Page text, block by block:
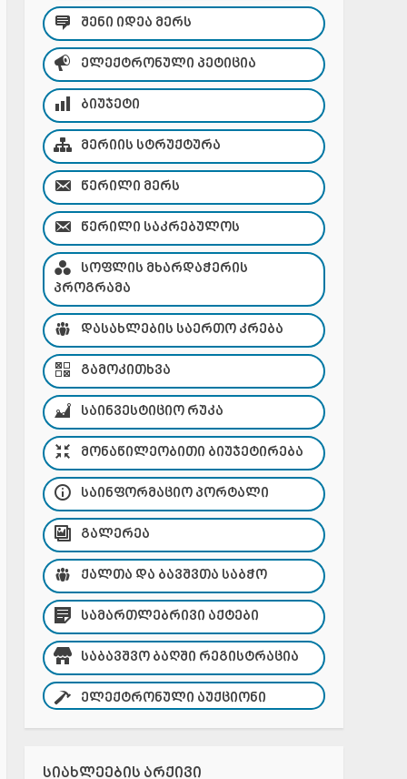
ᲨᲔᲜᲘ ᲘᲓᲔᲐ ᲛᲔᲠᲡ
ᲔᲚᲔᲥᲢᲠᲝᲜᲣᲚᲘ ᲞᲔᲢᲘᲪᲘᲐ
ᲑᲘᲣᲯᲔᲢᲘ
ᲛᲔᲠᲘᲘᲡ ᲡᲢᲠᲣᲥᲢᲣᲠᲐ
ᲬᲔᲠᲘᲚᲘ ᲛᲔᲠᲡ
ᲬᲔᲠᲘᲚᲘ ᲡᲐᲙᲠᲔᲑᲣᲚᲝᲡ
ᲡᲝᲤᲚᲘᲡ ᲛᲮᲐᲠᲓᲐᲭᲔᲠᲘᲡ
ᲞᲠᲝᲒᲠᲐᲛᲐ
ᲓᲐᲡᲐᲮᲚᲔᲑᲘᲡ ᲡᲐᲔᲠᲗᲝ ᲙᲠᲔᲑᲐ
ᲒᲐᲛᲝᲙᲘᲗᲮᲕᲐ
ᲡᲐᲘᲜᲕᲔᲡᲢᲘᲪᲘᲝ ᲠᲣᲙᲐ
ᲛᲝᲜᲐᲬᲘᲚᲔᲝᲑᲘᲗᲘ ᲑᲘᲣᲯᲔᲢᲘᲠᲔᲑᲐ
ᲡᲐᲘᲜᲤᲝᲠᲛᲐᲪᲘᲝ ᲞᲝᲠᲢᲐᲚᲘ
ᲒᲐᲚᲔᲠᲔᲐ
ᲥᲐᲚᲗᲐ ᲓᲐ ᲑᲐᲕᲨᲕᲗᲐ ᲡᲐᲑᲭᲝ
ᲡᲐᲛᲐᲠᲗᲚᲔᲑᲠᲘᲕᲘ ᲐᲥᲢᲔᲑᲘ
ᲡᲐᲑᲐᲕᲨᲕᲝ ᲑᲐᲦᲨᲘ ᲠᲔᲒᲘᲡᲢᲠᲐᲪᲘᲐ
ᲔᲚᲔᲥᲢᲠᲝᲜᲣᲚᲘ ᲐᲣᲥᲪᲘᲝᲜᲘ
ᲡᲘᲐᲮᲚᲔᲔᲑᲘᲡ ᲐᲠᲥᲘᲕᲘ